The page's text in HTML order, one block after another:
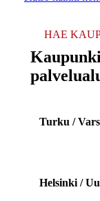
HAE
Turku /
Helsinki /